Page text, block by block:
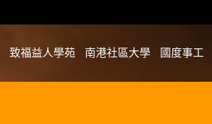
致福益人學苑 南港社區大學 國度事工